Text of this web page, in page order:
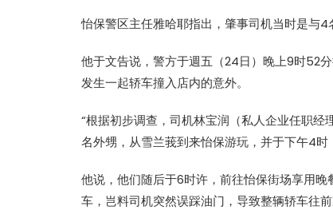
怡保警区主任雅哈耶指出，肇事司机当时是与4
他于文告说，警方于週五（24日）晚上9时52
发生一起轿车撞入店内的意外。
“根据初步调查，司机林宝润（私人企业任职
名外甥，从雪兰莪到来怡保游玩，并于下午4时
他说，他们随后于6时许，前往怡保街场享用
车，岂料司机突然误踩油门，导致整辆轿车往